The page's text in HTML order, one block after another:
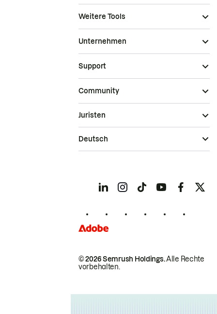
Weitere Tools
Unternehmen
Support
Community
© 2026 Semrush Holdings.Alle Rechte
vorbehalten.
Juristen
Deutsch